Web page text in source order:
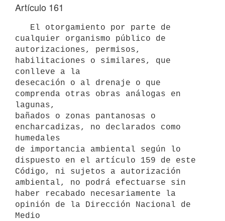
Artículo 161
cualquier organismo público de
autorizaciones, permisos,
habilitaciones o similares, que
conlleve a la
desecación o al drenaje o que
comprenda otras obras análogas en
lagunas,
bañados o zonas pantanosas o
encharcadizas, no declarados como
humedales
de importancia ambiental según lo
dispuesto en el artículo 159 de este
Código, ni sujetos a autorización
ambiental, no podrá efectuarse sin
haber recabado necesariamente la
opinión de la Dirección Nacional de
Medio